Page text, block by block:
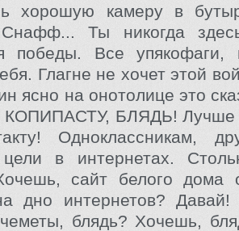
хорошую камеру в
Снафф... Ты никогда
победы. Все упякофаги,
Глагне не хочет этой
ясно на онотолице это
БЛЯДЬ! Лучше
Одноклассникам,
в интернетах.
сайт белого дома
дно интернетов? Давай!
блядь? Хочешь,